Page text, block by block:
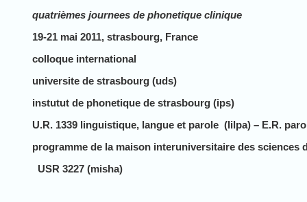
quatrièmes journees de phonetique clinique
19-21 mai 2011, strasbourg, France
colloque international
universite de strasbourg (uds)
instutut de phonetique de strasbourg (ips)
U.R. 1339 linguistique, langue et parole (lilpa) – E.R.
programme de la maison interuniversitaire des sciences
USR 3227 (misha)